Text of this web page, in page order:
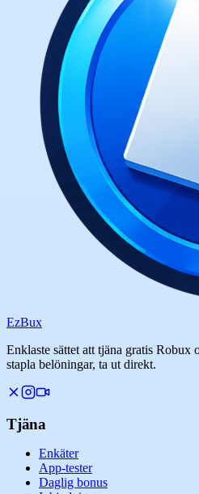
EzBux
Enklaste sättet att tjäna gratis Robux
stapla belöningar, ta ut direkt.
Tjäna
Enkäter
App-tester
Daglig bonus